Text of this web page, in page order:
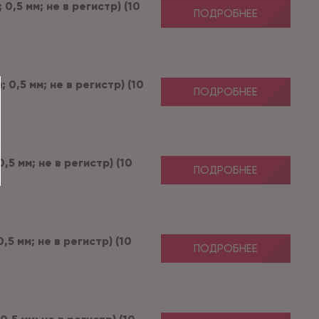
мм; не в регистр) (10
ПОДРОБНЕЕ
0,5 мм; не в регистр) (10
ПОДРОБНЕЕ
мм; не в регистр) (10
ПОДРОБНЕЕ
мм; не в регистр) (10
ПОДРОБНЕЕ